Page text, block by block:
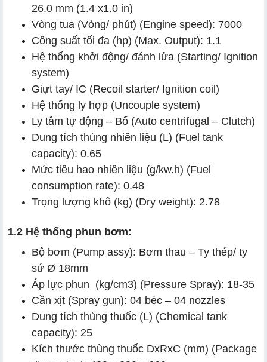
26.0 mm (1.4 x1.0 in)
Vòng tua (Vòng/ phút) (Engine speed): 7000
Công suất tối đa (hp) (Max. Output): 1.1
Hệ thống khởi động/ đánh lửa (Starting/ Ignition
system)
Giựt tay/ IC (Recoil starter/ Ignition coil)
Hệ thống ly hợp (Uncouple system)
Ly tâm tự động – Bố (Auto centrifugal – Clutch)
Dung tích thùng nhiên liệu (L) (Fuel tank
capacity): 0.65
Mức tiêu hao nhiên liệu (g/kw.h) (Fuel
consumption rate): 0.48
Trọng lượng khô (kg) (Dry weight): 2.78
1.2 Hệ thống phun bơm:
Bộ bơm (Pump assy): Bơm thau – Ty thép/ ty
sứ Ø 18mm
Áp lực phun (kg/cm3) (Pressure Spray): 18-35
Cần xịt (Spray gun): 04 béc – 04 nozzles
Dung tích thùng thuốc (L) (Chemical tank
capacity): 25
Kích thước thùng thuốc DxRxC (mm) (Package